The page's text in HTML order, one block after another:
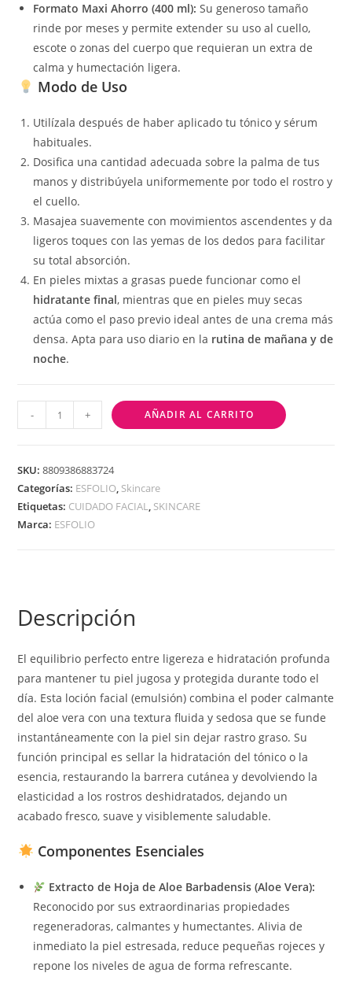
Formato Maxi Ahorro (400 ml): Su generoso tamaño
rinde por meses y permite extender su uso al cuello,
escote o zonas del cuerpo que requieran un extra de
calma y humectación ligera.
Modo de Uso
Utilízala después de haber aplicado tu tónico y sérum
habituales.
Dosifica una cantidad adecuada sobre la palma de tus
manos y distribúyela uniformemente por todo el rostro y
el cuello.
Masajea suavemente con movimientos ascendentes y da
ligeros toques con las yemas de los dedos para facilitar
su total absorción.
En pieles mixtas a grasas puede funcionar como el
hidratante final, mientras que en pieles muy secas
actúa como el paso previo ideal antes de una crema más
densa. Apta para uso diario en la rutina de mañana y de
noche.
- + AÑADIR AL CARRITO
SKU:8809386883724
Categorías: ESFOLIO, Skincare
Etiquetas: CUIDADO FACIAL, SKINCARE
Marca: ESFOLIO
Descripción
El equilibrio perfecto entre ligereza e hidratación profunda
para mantener tu piel jugosa y protegida durante todo el
día. Esta loción facial (emulsión) combina el poder calmante
del aloe vera con una textura fluida y sedosa que se funde
instantáneamente con la piel sin dejar rastro graso. Su
función principal es sellar la hidratación del tónico o la
esencia, restaurando la barrera cutánea y devolviendo la
elasticidad a los rostros deshidratados, dejando un
acabado fresco, suave y visiblemente saludable.
Componentes Esenciales
Extracto de Hoja de Aloe Barbadensis (Aloe Vera):
Reconocido por sus extraordinarias propiedades
regeneradoras, calmantes y humectantes. Alivia de
inmediato la piel estresada, reduce pequeñas rojeces y
repone los niveles de agua de forma refrescante.